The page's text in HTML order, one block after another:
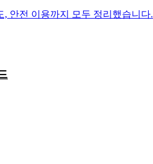
안전 이용까지 모두 정리했습니다.